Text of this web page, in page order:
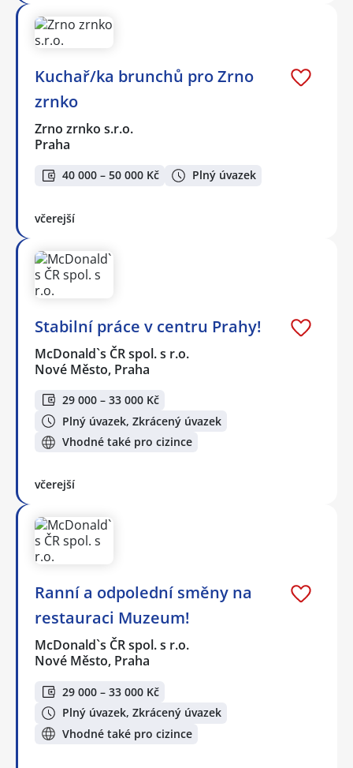
Kuchař/ka brunchů pro Zrno
zrnko
Zrno zrnko s.r.o.
Praha
40 000 – 50 000 Kč Plný úvazek
včerejší
Stabilní práce v centru Prahy!
McDonald`s ČR spol. s r.o.
Nové Město, Praha
29 000 – 33 000 Kč
Plný úvazek, Zkrácený úvazek
Vhodné také pro cizince
včerejší
Ranní a odpolední směny na
restauraci Muzeum!
McDonald`s ČR spol. s r.o.
Nové Město, Praha
29 000 – 33 000 Kč
Plný úvazek, Zkrácený úvazek
Vhodné také pro cizince